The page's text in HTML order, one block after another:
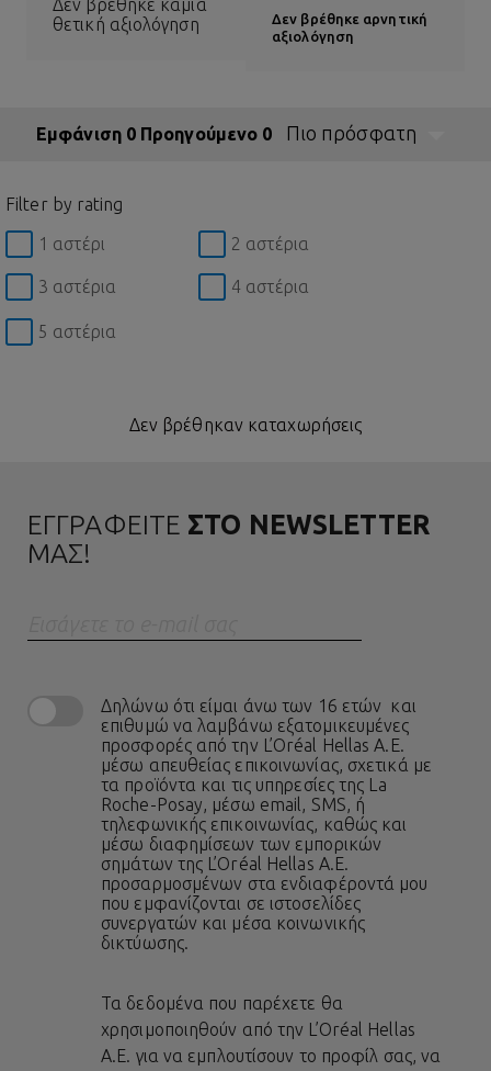
Δεν βρέθηκε καμία
θετική αξιολόγηση
Δεν βρέθηκε αρνητική
αξιολόγηση
Εμφάνιση 0 Προηγούμενο 0 Πιο πρόσφατη
Filter by rating
1 αστέρι
2 αστέρια
3 αστέρια 4 αστέρια
5 αστέρια
Δεν βρέθηκαν καταχωρήσεις
ΕΓΓΡΑΦΕΙΤΕ ΣΤΟ NEWSLETTER
ΜΑΣ!
Δηλώνω ότι είμαι άνω των 16 ετών και
επιθυμώ να λαμβάνω εξατομικευμένες
προσφορές από την L’Oréal Hellas A.E.
μέσω απευθείας επικοινωνίας, σχετικά με
τα προϊόντα και τις υπηρεσίες της La
Roche-Posay, μέσω email, SMS, ή
τηλεφωνικής επικοινωνίας, καθώς και
μέσω διαφημίσεων των εμπορικών
σημάτων της L’Oréal Hellas A.E.
προσαρμοσμένων στα ενδιαφέροντά μου
που εμφανίζονται σε ιστοσελίδες
συνεργατών και μέσα κοινωνικής
δικτύωσης.
Τα δεδομένα που παρέχετε θα
χρησιμοποιηθούν από την L’Oréal Hellas
A.E. για να εμπλουτίσουν το προφίλ σας, να